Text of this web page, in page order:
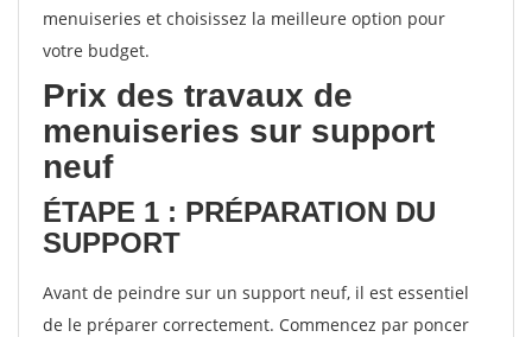
menuiseries et choisissez la meilleure option pour
votre budget.
Prix des travaux de
menuiseries sur support
neuf
ÉTAPE 1 : PRÉPARATION DU
SUPPORT
Avant de peindre sur un support neuf, il est essentiel
de le préparer correctement. Commencez par poncer